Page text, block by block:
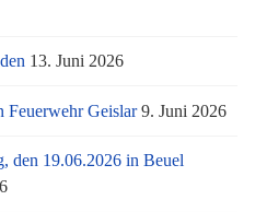
13. Juni 2026
Feuerwehr Geislar 9. Juni 2026
den 19.06.2026 in Beuel